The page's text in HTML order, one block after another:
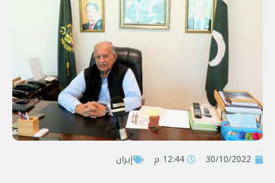
30/10/2022 12:44 م إيران